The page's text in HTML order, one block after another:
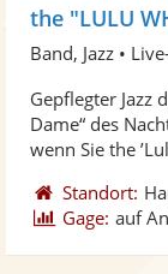
the "LULU
Band, Jazz •
Gepflegter Jazz
Dame“ des
wenn Sie the
Standort:
Gage: auf